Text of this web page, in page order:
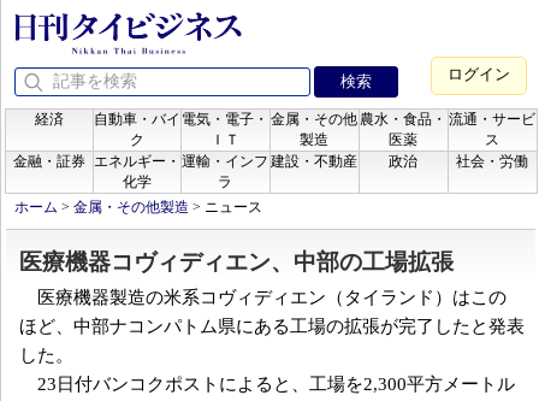
ログイン
経済
自動車・バイ
ク
電気・電子・
ＩＴ
金属・その他
製造
農水・食品・
医薬
流通・サービ
ス
金融・証券
エネルギー・
化学
運輸・インフ
ラ
建設・不動産 政治 社会・労働
ホーム > 金属・その他製造 > ニュース
医療機器コヴィディエン、中部の工場拡張
医療機器製造の米系コヴィディエン（タイランド）はこの
ほど、中部ナコンパトム県にある工場の拡張が完了したと発表
した。
23日付バンコクポストによると、工場を2,300平方メートル